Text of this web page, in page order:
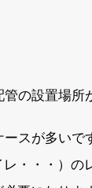
の設置場
スが多いで
・・・）の